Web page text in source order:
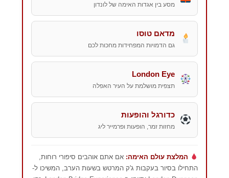
מסע בין אגדות האימה של לונדון
מדאם טוסו
גם הדמויות המפחידות מחכות לכם
London Eye
תצפית מושלמת על העיר האפלה
כדורגל והופעות
מחזות זמר, הופעות ופרמייר ליג
המלצת עולם האימה: אם אתם אוהבים סיפורי רוחות,
התחילו בסיור בעקבות ג'ק המרטש בשעות הערב, המשיכו ל-